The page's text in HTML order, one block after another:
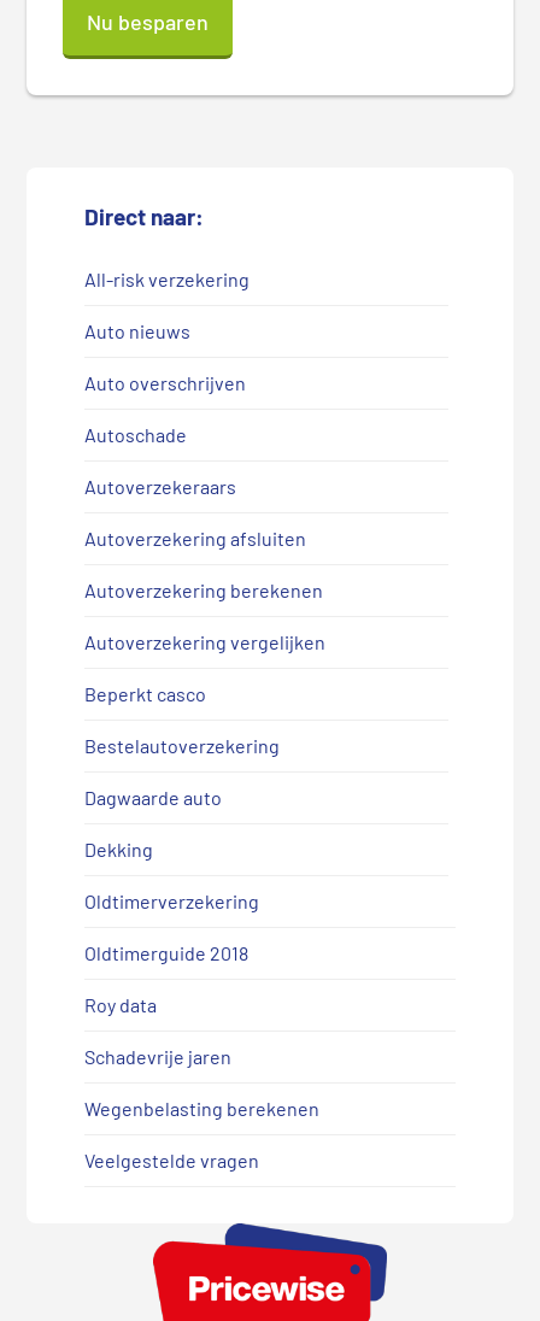
Nu besparen
Direct naar:
All-risk verzekering
Auto nieuws
Auto overschrijven
Autoschade
Autoverzekeraars
Autoverzekering afsluiten
Autoverzekering berekenen
Autoverzekering vergelijken
Beperkt casco
Bestelautoverzekering
Dagwaarde auto
Dekking
Oldtimerverzekering
Oldtimerguide 2018
Roy data
Schadevrije jaren
Wegenbelasting berekenen
Veelgestelde vragen